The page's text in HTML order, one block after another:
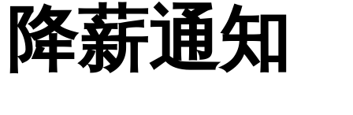
降薪通知